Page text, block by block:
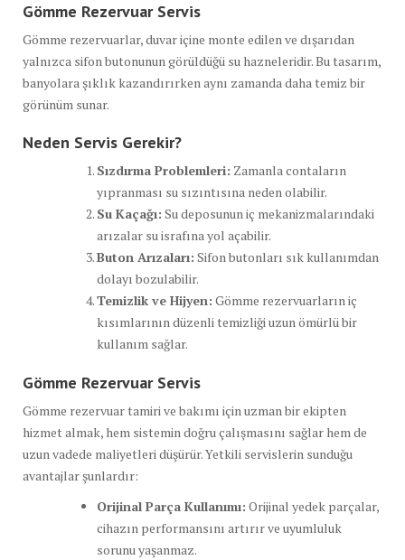
Gömme Rezervuar Servis
Gömme rezervuarlar, duvar içine monte edilen ve dışarıdan
yalnızca sifon butonunun görüldüğü su hazneleridir. Bu tasarım,
banyolara şıklık kazandırırken aynı zamanda daha temiz bir
görünüm sunar.
Neden Servis Gerekir?
Sızdırma Problemleri: Zamanla contaların
yıpranması su sızıntısına neden olabilir.
Su Kaçağı: Su deposunun iç mekanizmalarındaki
arızalar su israfına yol açabilir.
Buton Arızaları: Sifon butonları sık kullanımdan
dolayı bozulabilir.
Temizlik ve Hijyen: Gömme rezervuarların iç
kısımlarının düzenli temizliği uzun ömürlü bir
kullanım sağlar.
Gömme Rezervuar Servis
Gömme rezervuar tamiri ve bakımı için uzman bir ekipten
hizmet almak, hem sistemin doğru çalışmasını sağlar hem de
uzun vadede maliyetleri düşürür. Yetkili servislerin sunduğu
avantajlar şunlardır:
Orijinal Parça Kullanımı: Orijinal yedek parçalar,
cihazın performansını artırır ve uyumluluk
sorunu yaşanmaz.